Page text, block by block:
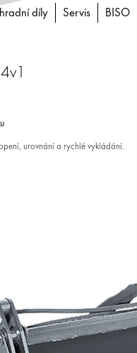
díly Servis BISO
urovnání a rychlé vykládání.